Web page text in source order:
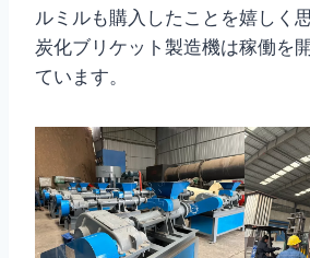
ルミルも購入したことを嬉しく
炭化ブリケット製造機は稼働を
ています。